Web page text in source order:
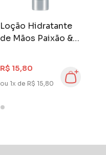
Loção Hidratante
de Mãos Paixão &
Dama de Prata
R$ 15,80
ou 1x de R$ 15,80